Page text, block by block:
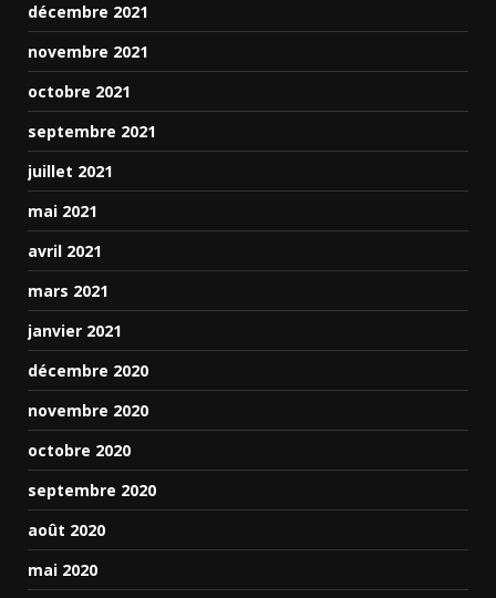
décembre 2021
novembre 2021
octobre 2021
septembre 2021
juillet 2021
mai 2021
avril 2021
mars 2021
janvier 2021
décembre 2020
novembre 2020
octobre 2020
septembre 2020
août 2020
mai 2020